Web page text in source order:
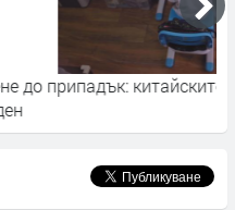
деца учат по 12 часа